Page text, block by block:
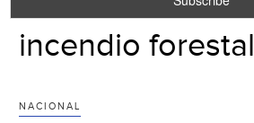
incendio forestal
NACIONAL